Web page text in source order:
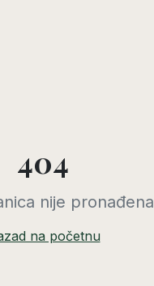
404
nije pronađena
na početnu